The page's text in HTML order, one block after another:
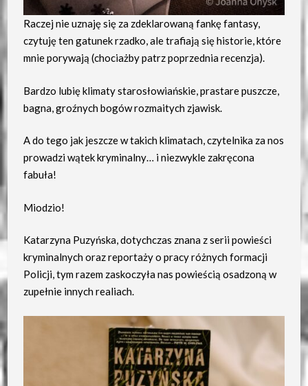
Raczej nie uznaję się za zdeklarowaną fankę fantasy,
czytuję ten gatunek rzadko, ale trafiają się historie, które
mnie porywają (chociażby patrz poprzednia recenzja).
Bardzo lubię klimaty starosłowiańskie, prastare puszcze,
bagna, groźnych bogów rozmaitych zjawisk.
A do tego jak jeszcze w takich klimatach, czytelnika za nos
prowadzi wątek kryminalny… i niezwykle zakręcona
fabuła!
Miodzio!
Katarzyna Puzyńska, dotychczas znana z serii powieści
kryminalnych oraz reportaży o pracy różnych formacji
Policji, tym razem zaskoczyła nas powieścią osadzoną w
zupełnie innych realiach.